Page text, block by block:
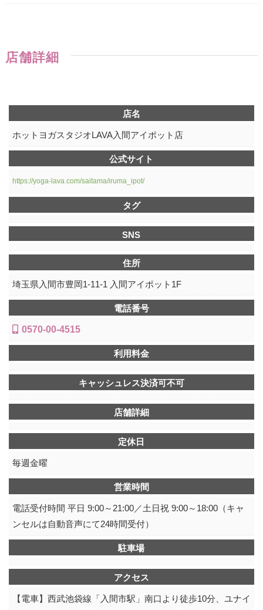
店舗詳細
店名
ホットヨガスタジオLAVA入間アイポット店
公式サイト
https://yoga-lava.com/saitama/iruma_ipot/
タグ
SNS
住所
埼玉県入間市豊岡1-11-1 入間アイポット1F
電話番号
0570-00-4515
利用料金
キャッシュレス決済可不可
店舗詳細
定休日
毎週金曜
営業時間
電話受付時間 平日 9:00～21:00／土日祝 9:00～18:00（キャ
ンセルは自動音声にて24時間受付）
駐車場
アクセス
【電車】西武池袋線「入間市駅」南口より徒歩10分、ユナイ